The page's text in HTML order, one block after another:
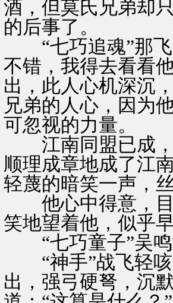
酒，但莫氏兄弟却
的后事了。
“七巧追魂”那飞
不错，我得去看看
出，此人心机深沉
兄弟的人心，因为
可忽视的力量。
江南同盟已成，
顺理成章地成了江
轻蔑的暗笑一声，
他心中得意，目
笑地望着他，似乎
“七巧童子”吴鸣
“神手”战飞轻咳
出，强弓硬弩，沉